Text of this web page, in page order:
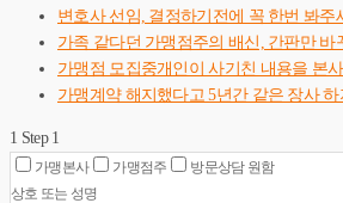
변호사 선임, 결정하기전에 꼭 한번 봐
가족 같다던 가맹점주의 배신, 간판만
가맹점 모집중개인이 사기친 내용을 본
가맹계약 해지했다고 5년간 같은 장사
1 Step 1
가맹본사 가맹점주
방문상담 원함
상호 또는 성명